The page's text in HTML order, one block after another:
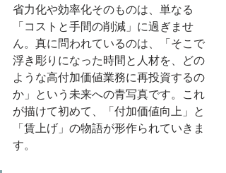
省力化や効率化そのものは、単なる
「コストと手間の削減」に過ぎませ
ん。真に問われているのは、「そこで
浮き彫りになった時間と人材を、どの
ような高付加価値業務に再投資するの
か」という未来への青写真です。これ
が描けて初めて、「付加価値向上」と
「賃上げ」の物語が形作られていきま
す。